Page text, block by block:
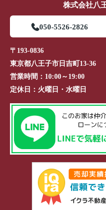
株式会社八
050-5526-2826
〒193-0836
東京都八王子市日吉町13-36
営業時間： 10:00～19:00
定休日： 火曜日・水曜日